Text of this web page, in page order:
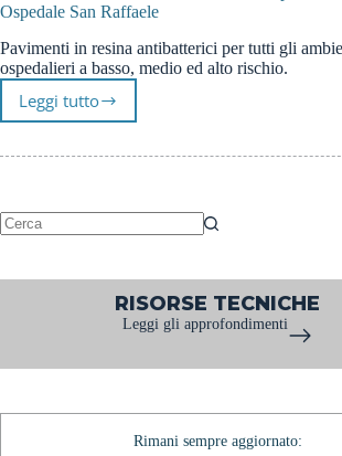
Ospedale San Raffaele
Pavimenti in resina antibatterici per tutti gli
ospedalieri a basso, medio ed alto rischio.
Leggi tutto
Prima
realizzazione
IRCCS
Ospedale
Raffaele
RISORSE TECNICHE
Leggi gli approfondimenti
Rimani sempre aggiornato: